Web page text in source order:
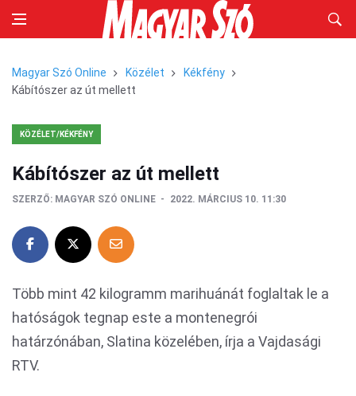
Magyar Szó Online Közélet
Kékfény
Kábítószer az út mellett
KÖZÉLET/KÉKFÉNY
Kábítószer az út mellett
SZERZŐ: MAGYAR SZÓ ONLINE 2022. MÁRCIUS 10. 11:30
Több mint 42 kilogramm marihuánát foglaltak le a
hatóságok tegnap este a montenegrói
határzónában, Slatina közelében, írja a Vajdasági
RTV.